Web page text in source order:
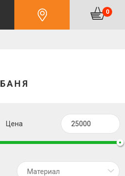
0
БАНЯ
Цена
Материал